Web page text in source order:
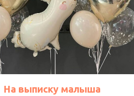
На выписку малыша